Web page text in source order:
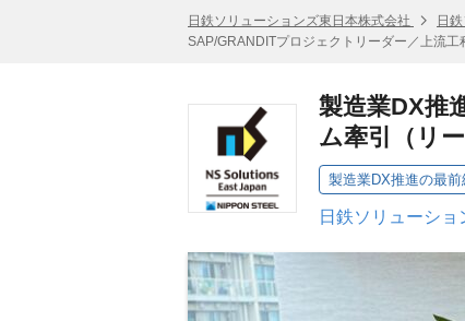
日鉄ソリューションズ東日本株式会社 日
SAP/GRANDITプロジェクトリーダー／上流工
製造業DX推
ム牽引（リー
日鉄ソリューシ